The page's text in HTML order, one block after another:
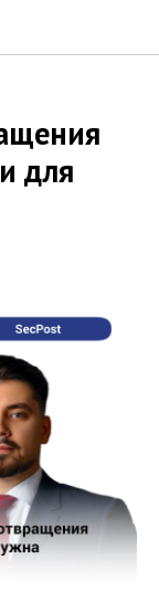
для